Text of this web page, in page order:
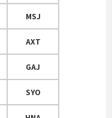
MSJ
AXT
GAJ
SYO